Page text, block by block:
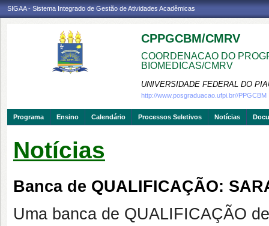
SIGAA - Sistema Integrado de Gestão de Atividades Acadêmicas
CPPGCBM/CMRV
COORDENACAO DO
BIOMEDICAS/CMRV
UNIVERSIDADE FEDERAL DO
http://www.posgraduacao.ufpi.br//PPGCBM
Programa Ensino Calendário Processos Seletivos Notícias
Notícias
Banca de QUALIFICAÇÃO:
Uma banca de QUALIFICAÇÃO